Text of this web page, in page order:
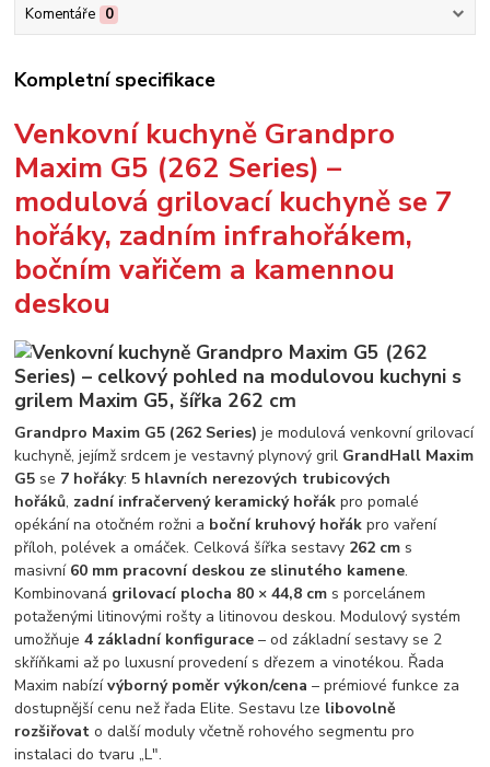
Komentáře 0
Kompletní specifikace
Venkovní kuchyně Grandpro
Maxim G5 (262 Series) –
modulová grilovací kuchyně se 7
hořáky, zadním infrahořákem,
bočním vařičem a kamennou
deskou
Grandpro Maxim G5 (262 Series) je modulová venkovní grilovací
kuchyně, jejímž srdcem je vestavný plynový gril GrandHall Maxim
G5 se 7 hořáky: 5 hlavních nerezových trubicových
hořáků, zadní infračervený keramický hořák pro pomalé
opékání na otočném rožni a boční kruhový hořák pro vaření
příloh, polévek a omáček. Celková šířka sestavy 262 cm s
masivní 60 mm pracovní deskou ze slinutého kamene.
Kombinovaná grilovací plocha 80 × 44,8 cm s porcelánem
potaženými litinovými rošty a litinovou deskou. Modulový systém
umožňuje4 základní konfigurace – od základní sestavy se 2
skříňkami až po luxusní provedení s dřezem a vinotékou. Řada
Maxim nabízívýborný poměr výkon/cena – prémiové funkce za
dostupnější cenu než řada Elite. Sestavu lze libovolně
rozšiřovat o další moduly včetně rohového segmentu pro
instalaci do tvaru „L".